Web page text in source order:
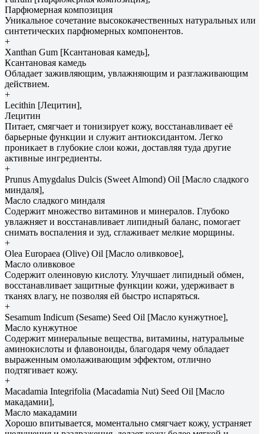
Парфюмерная композиция
Уникальное сочетание высококачественных натуральных или
синтетических парфюмерных компонентов.
+
Xanthan Gum [Ксантановая камедь],
Ксантановая камедь
Обладает заживляющим, увлажняющим и разглаживающим
действием.
+
Lecithin [Лецитин],
Лецитин
Питает, смягчает и тонизирует кожу, восстанавливает её
барьерные функции и служит антиоксидантом. Легко
проникает в глубокие слои кожи, доставляя туда другие
активные ингредиенты.
+
Prunus Amygdalus Dulcis (Sweet Almond) Oil [Масло сладкого
миндаля],
Масло сладкого миндаля
Содержит множество витаминов и минералов. Глубоко
увлажняет и восстанавливает липидный баланс, помогает
снимать воспаления и зуд, сглаживает мелкие морщины.
+
Olea Еuropaea (Olive) Oil [Масло оливковое],
Масло оливковое
Содержит олеиновую кислоту. Улучшает липидный обмен,
восстанавливает защитные функции кожи, удерживает в
тканях влагу, не позволяя ей быстро испаряться.
+
Sesamum Indicum (Sesame) Seed Oil [Масло кунжутное],
Масло кунжутное
Содержит минеральные вещества, витамины, натуральные
аминокислоты и флавоноиды, благодаря чему обладает
выраженным омолаживающим эффектом, отлично
подтягивает кожу.
+
Macadamia Integrifolia (Macadamia Nut) Seed Oil [Масло
макадамии],
Масло макадамии
Хорошо впитывается, моментально смягчает кожу, устраняет